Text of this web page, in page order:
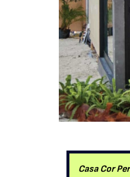
Casa Cor